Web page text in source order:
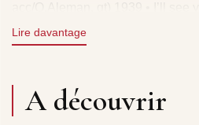
avec H.Rostaing 1940 • Swing 39
Quintette du HCF 1943 • Artillerie
music (big band) 1944 • Danse
HCF 1947 • Belleville (DR)
Lire davantage
A découvrir